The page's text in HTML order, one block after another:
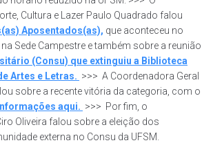
Cultura e Lazer Paulo Quadrado falou
Aposentados(as), que aconteceu no
Sede Campestre e também sobre a reunião
(Consu) que extinguiu a Biblioteca
Artes e Letras. >>> A Coordenadora Geral
sobre a recente vitória da categoria, com o
aqui. >>> Por fim, o
Oliveira falou sobre a eleição dos
externa no Consu da UFSM.